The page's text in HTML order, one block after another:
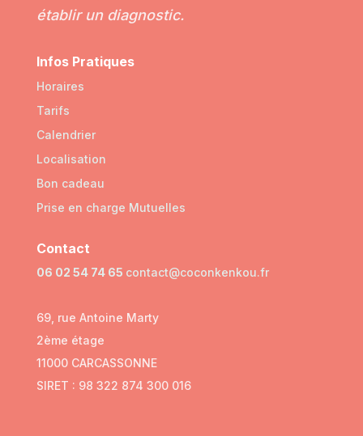
établir un diagnostic.
Infos Pratiques
Horaires
Tarifs
Calendrier
Localisation
Bon cadeau
Prise en charge Mutuelles
Contact
06 02 54 74 65 contact@coconkenkou.fr
69, rue Antoine Marty
2ème étage
11000 CARCASSONNE
SIRET : 98 322 874 300 016